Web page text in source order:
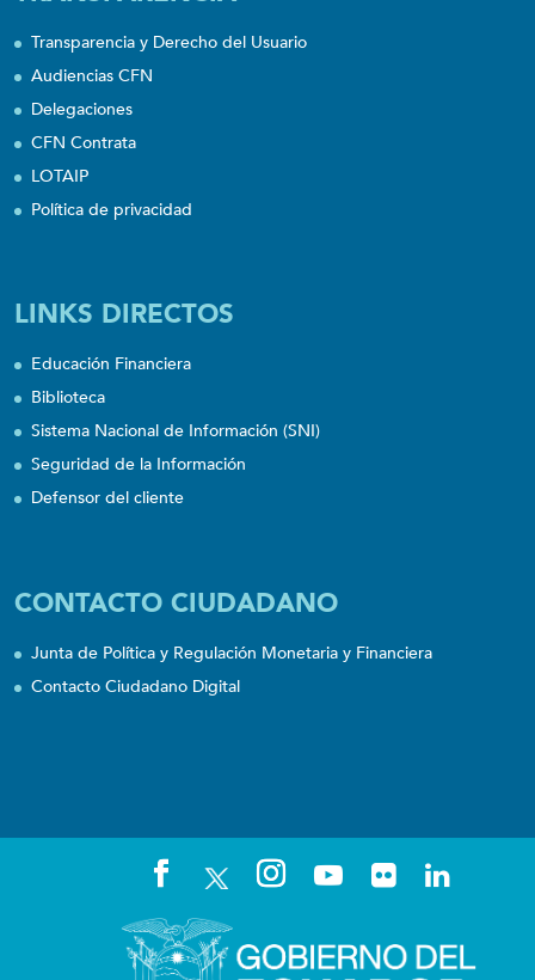
Transparencia y Derecho del Usuario
Audiencias CFN
Delegaciones
CFN Contrata
LOTAIP
Política de privacidad
LINKS DIRECTOS
Educación Financiera
Biblioteca
Sistema Nacional de Información (SNI)
Seguridad de la Información
Defensor del cliente
CONTACTO CIUDADANO
Junta de Política y Regulación Monetaria y Financiera
Contacto Ciudadano Digital